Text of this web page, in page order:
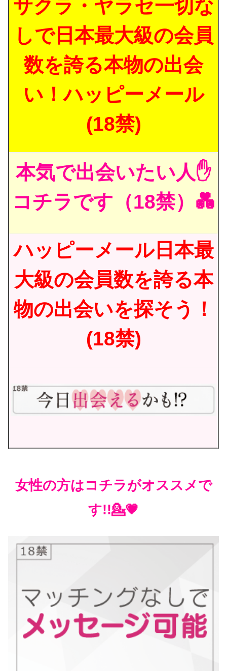
サクラ・ヤラセ一切な
しで日本最大級の会員
数を誇る本物の出会
い！ハッピーメール
(18禁)
本気で出会いたい人✋
コチラです（18禁）💑
ハッピーメール日本最
大級の会員数を誇る本
物の出会いを探そう！
(18禁)
女性の方はコチラがオススメで
す!!💁💗